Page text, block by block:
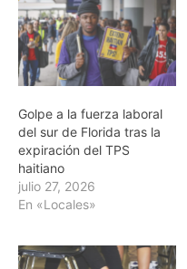
Golpe a la fuerza laboral
del sur de Florida tras la
expiración del TPS
haitiano
julio 27, 2026
En «Locales»